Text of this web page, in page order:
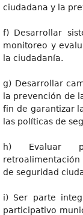
ciudadana y la
f) Desarrollar
monitoreo y
la ciudadanía.
g) Desarrollar
la prevención de
fin de garantizar
las políticas de
h) Evaluar
retroalimentación
de seguridad
i) Ser parte
participativo